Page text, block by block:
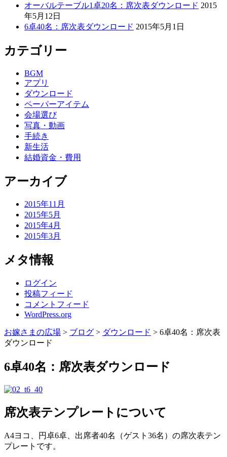
オーバルテーブル1卓20名：席次表ダウンロード 2015
年5月12日
6卓40名：席次表ダウンロード 2015年5月1日
カテゴリー
BGM
アプリ
ダウンロード
ペーパーアイテム
会場選び
写真・動画
手続き
新生活
結婚資金・費用
アーカイブ
2015年11月
2015年5月
2015年4月
2015年3月
メタ情報
ログイン
投稿フィード
コメントフィード
WordPress.org
お嫁さまの広場 > ブログ > ダウンロード > 6卓40名：席次表
ダウンロード
6卓40名：席次表ダウンロード
席次表テンプレートについて
A4ヨコ、円卓6卓、出席者40名（ゲスト36名）の席次表テン
プレートです。